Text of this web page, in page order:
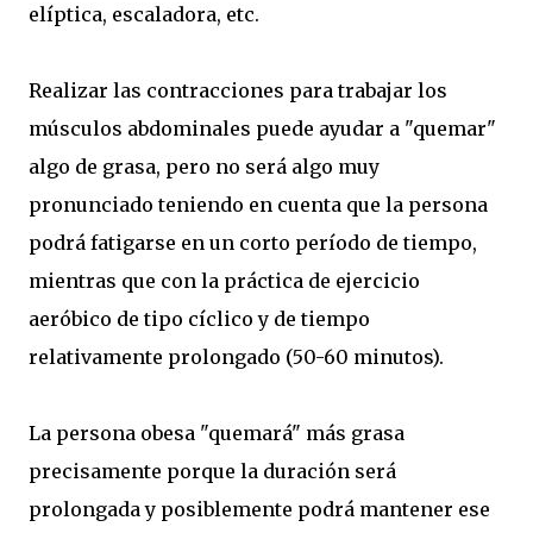
elíptica, escaladora, etc.
Realizar las contracciones para trabajar los
músculos abdominales puede ayudar a "quemar"
algo de grasa, pero no será algo muy
pronunciado teniendo en cuenta que la persona
podrá fatigarse en un corto período de tiempo,
mientras que con la práctica de ejercicio
aeróbico de tipo cíclico y de tiempo
relativamente prolongado (50-60 minutos).
La persona obesa "quemará" más grasa
precisamente porque la duración será
prolongada y posiblemente podrá mantener ese